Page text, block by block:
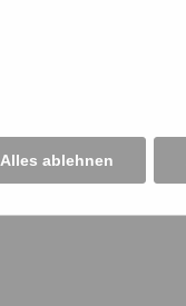
Alles ablehnen